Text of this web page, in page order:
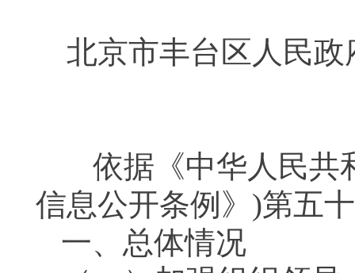
北京市丰台区人民
依据《中华人民共
信息公开条例》 )第五
一、总体情况